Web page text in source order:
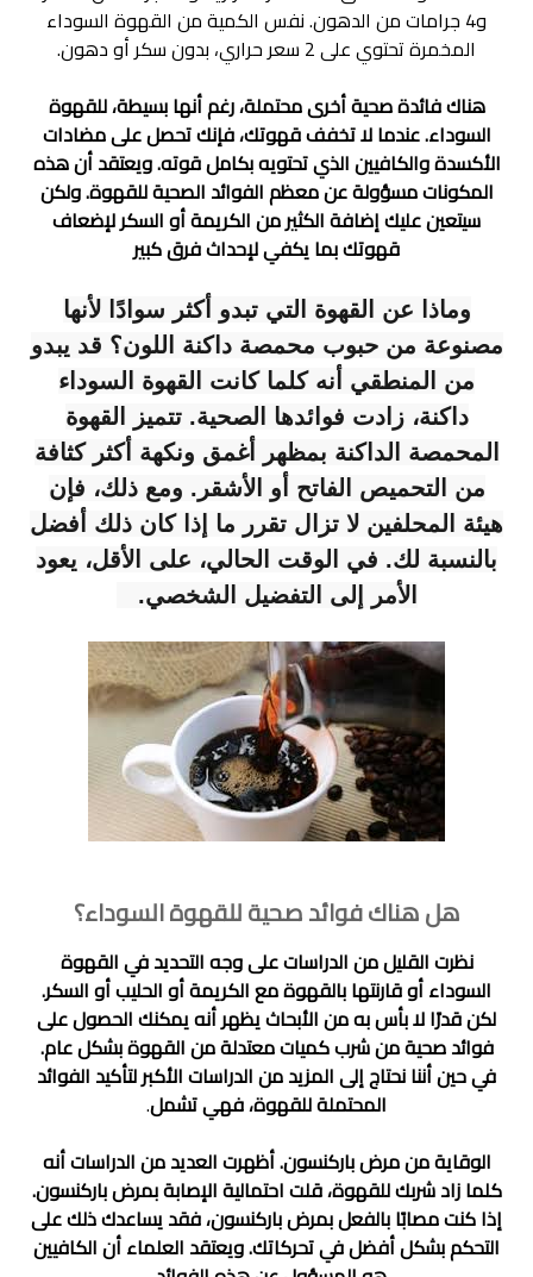
و4 جرامات من الدهون. نفس الكمية من القهوة السوداء
المخمرة تحتوي على 2 سعر حراري، بدون سكر أو دهون.
هناك فائدة صحية أخرى محتملة، رغم أنها بسيطة، للقهوة
السوداء. عندما لا تخفف قهوتك، فإنك تحصل على مضادات
الأكسدة والكافيين الذي تحتويه بكامل قوته. ويعتقد أن هذه
المكونات مسؤولة عن معظم الفوائد الصحية للقهوة. ولكن
سيتعين عليك إضافة الكثير من الكريمة أو السكر لإضعاف
قهوتك بما يكفي لإحداث فرق كبير
وماذا عن القهوة التي تبدو أكثر سوادًا لأنها
مصنوعة من حبوب محمصة داكنة اللون؟ قد يبدو
من المنطقي أنه كلما كانت القهوة السوداء
داكنة، زادت فوائدها الصحية. تتميز القهوة
المحمصة الداكنة بمظهر أغمق ونكهة أكثر كثافة
من التحميص الفاتح أو الأشقر. ومع ذلك، فإن
هيئة المحلفين لا تزال تقرر ما إذا كان ذلك أفضل
بالنسبة لك. في الوقت الحالي، على الأقل، يعود
الأمر إلى التفضيل الشخصي.
هل هناك فوائد صحية للقهوة السوداء؟
نظرت القليل من الدراسات على وجه التحديد في القهوة
السوداء أو قارنتها بالقهوة مع الكريمة أو الحليب أو السكر.
لكن قدرًا لا بأس به من الأبحاث يظهر أنه يمكنك الحصول على
فوائد صحية من شرب كميات معتدلة من القهوة بشكل عام.
في حين أننا نحتاج إلى المزيد من الدراسات الأكبر لتأكيد الفوائد
المحتملة للقهوة، فهي تشمل.
الوقاية من مرض باركنسون. أظهرت العديد من الدراسات أنه
كلما زاد شربك للقهوة، قلت احتمالية الإصابة بمرض باركنسون.
إذا كنت مصابًا بالفعل بمرض باركنسون، فقد يساعدك ذلك على
التحكم بشكل أفضل في تحركاتك. ويعتقد العلماء أن الكافيين